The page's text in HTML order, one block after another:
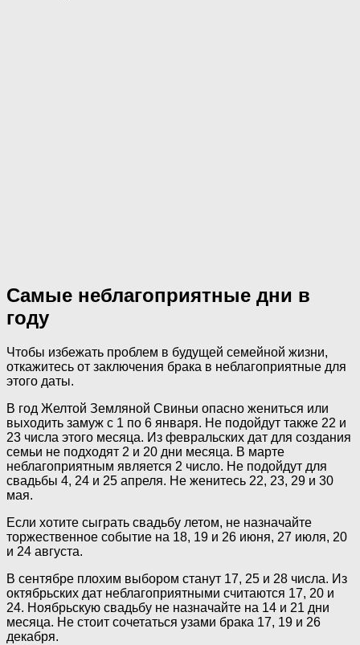
Самые неблагоприятные дни в
году
Чтобы избежать проблем в будущей семейной жизни,
откажитесь от заключения брака в неблагоприятные для
этого даты.
В год Желтой Земляной Свиньи опасно жениться или
выходить замуж с 1 по 6 января. Не подойдут также 22 и
23 числа этого месяца. Из февральских дат для создания
семьи не подходят 2 и 20 дни месяца. В марте
неблагоприятным является 2 число. Не подойдут для
свадьбы 4, 24 и 25 апреля. Не женитесь 22, 23, 29 и 30
мая.
Если хотите сыграть свадьбу летом, не назначайте
торжественное событие на 18, 19 и 26 июня, 27 июля, 20
и 24 августа.
В сентябре плохим выбором станут 17, 25 и 28 числа. Из
октябрьских дат неблагоприятными считаются 17, 20 и
24. Ноябрьскую свадьбу не назначайте на 14 и 21 дни
месяца. Не стоит сочетаться узами брака 17, 19 и 26
декабря.